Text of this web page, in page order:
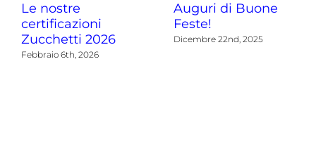
Le nostre
certificazioni
Zucchetti 2026
Febbraio 6th, 2026
Auguri di Buone
Feste!
Dicembre 22nd, 2025